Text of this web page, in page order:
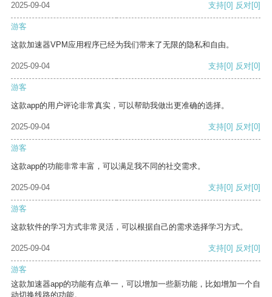
2025-09-04
支持[0] 反对[0]
游客
这款加速器VPM应用程序已经为我们带来了无限的隐私和自由。
2025-09-04 支持[0] 反对[0]
游客
这款app的用户评论非常真实，可以帮助我做出更准确的选择。
2025-09-04 支持[0] 反对[0]
游客
这款app的功能非常丰富，可以满足我不同的社交需求。
2025-09-04 支持[0] 反对[0]
游客
这款软件的学习方式非常灵活，可以根据自己的需求选择学习方式。
2025-09-04 支持[0] 反对[0]
游客
这款加速器app的功能有点单一，可以增加一些新功能，比如增加一个自
动切换线路的功能。